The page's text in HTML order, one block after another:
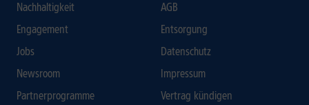
Nachhaltigkeit
Engagement
Jobs
Newsroom
Partnerprogramme
AGB
Entsorgung
Datenschutz
Impressum
Vertrag kündigen